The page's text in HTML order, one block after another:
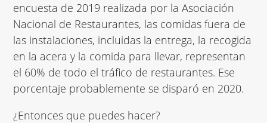
encuesta de 2019 realizada por la Asociación
Nacional de Restaurantes, las comidas fuera de
las instalaciones, incluidas la entrega, la recogida
en la acera y la comida para llevar, representan
el 60% de todo el tráfico de restaurantes. Ese
porcentaje probablemente se disparó en 2020.
¿Entonces que puedes hacer?